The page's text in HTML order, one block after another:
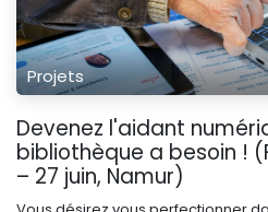
Projets
Devenez l'aidant
bibliothèque a besoin !
– 27 juin, Namur)